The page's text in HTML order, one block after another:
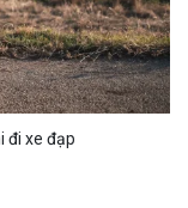
đi xe đạp